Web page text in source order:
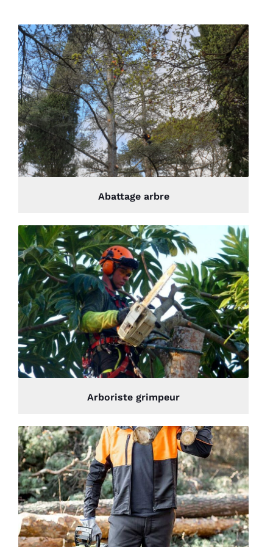
Abattage arbre
Arboriste grimpeur